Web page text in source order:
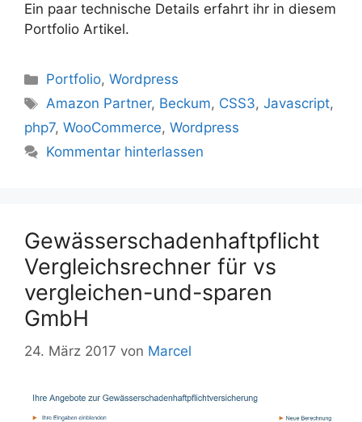
Ein paar technische Details erfahrt ihr in diesem
Portfolio Artikel.
Kategorien
Portfolio,Wordpress
Schlagwörter
Amazon Partner, Beckum, CSS3,Javascript,
php7, WooCommerce, Wordpress
Kommentar hinterlassen
Gewässerschadenhaftpflicht
Vergleichsrechner für vs
vergleichen-und-sparen
GmbH
24. März 2017 von Marcel